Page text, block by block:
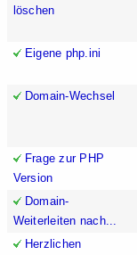
löschen
Eigene php.ini
Domain-Wechsel
Frage zur PHP
Version
Domain-
Weiterleiten nach...
Herzlichen